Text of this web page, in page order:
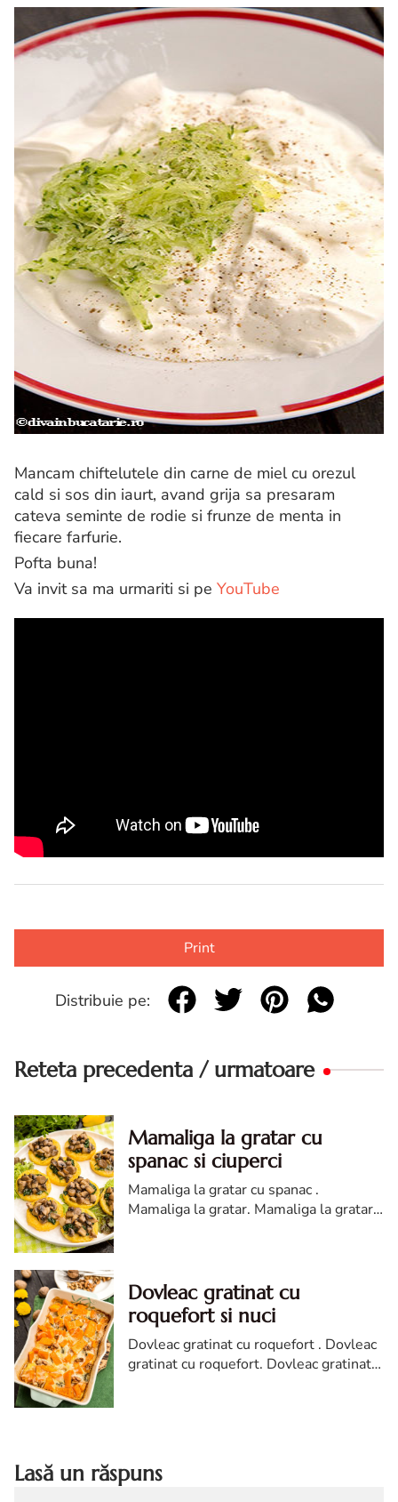
Mancam chiftelutele din carne de miel cu orezul
cald si sos din iaurt, avand grija sa presaram
cateva seminte de rodie si frunze de menta in
fiecare farfurie.
Pofta buna!
Va invit sa ma urmariti si pe YouTube
Print
Distribuie pe:
Reteta precedenta / urmatoare
Mamaliga la gratar cu
spanac si ciuperci
Mamaliga la gratar cu spanac .
Mamaliga la gratar. Mamaliga la gratar
Dovleac gratinat cu
roquefort si nuci
Dovleac gratinat cu roquefort . Dovleac
gratinat cu roquefort. Dovleac gratinat
Lasă un răspuns